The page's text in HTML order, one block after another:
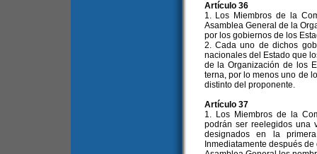
Artículo 36
1. Los Miembros de la
Asamblea General de la
por los gobiernos de los
2. Cada uno de dichos
nacionales del Estado que
de la Organización de los
terna, por lo menos uno de
distinto del proponente.
Artículo 37
1. Los Miembros de la
podrán ser reelegidos una
designados en la
Inmediatamente después